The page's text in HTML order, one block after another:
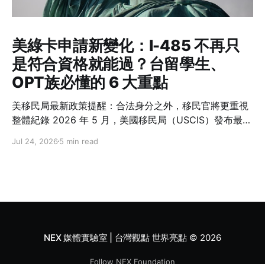
美綠卡申請新變化：I-485 不再只
是符合資格就能過？台留學生、
OPT族必懂的 6 大重點
美移民局最新政策提醒：合法身分之外，移民官將更重視
整體紀錄 2026 年 5 月，美國移民局（USCIS）發布最新
略的概念：在美國境內申請綠卡（Adjustment of
485 時，更全面檢視申請人的身分維持紀錄、過往行為與
代表未來除了符合資格，也需要更加重視一路以來的移民
Jul 24, 2026 5 min read
NEX 媒體實驗室 | 台灣觀點 世界亮點© 2026
Follow NEX Foundation